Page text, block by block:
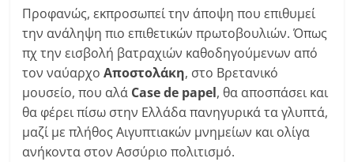
Προφανώς, εκπροσωπεί την άποψη που επιθυμεί
την ανάληψη πιο επιθετικών πρωτοβουλιών. Όπως
πχ την εισβολή βατραχιών καθοδηγούμενων από
τον ναύαρχοΑποστολάκη, στο Βρετανικό
μουσείο, που αλά Case de papel, θα αποσπάσει και
θα φέρει πίσω στην Ελλάδα πανηγυρικά τα γλυπτά,
μαζί με πλήθος Αιγυπτιακών μνημείων και ολίγα
ανήκοντα στον Ασσύριο πολιτισμό.